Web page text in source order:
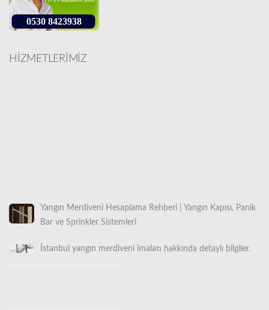
0530 8423938
HİZMETLERİMİZ
Bar ve Sprinkler Sistemleri